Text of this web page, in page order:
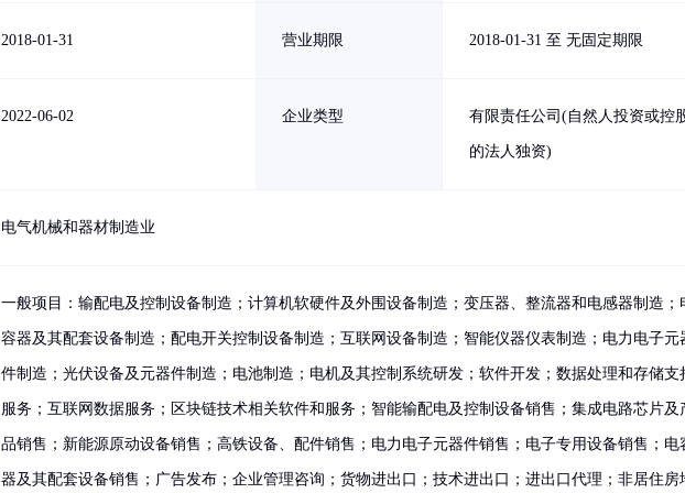
2018-01-31 营业期限 2018-01-31 至 无固定期限
2022-06-02 企业类型 有限责任公司(自然人投资或控
的法人独资)
电气机械和器材制造业
一般项目：输配电及控制设备制造；计算机软硬件及外围设备制造；变压器、整流器和电感器制造；
容器及其配套设备制造；配电开关控制设备制造；互联网设备制造；智能仪器仪表制造；电力电子元
件制造；光伏设备及元器件制造；电池制造；电机及其控制系统研发；软件开发；数据处理和存储支
服务；互联网数据服务；区块链技术相关软件和服务；智能输配电及控制设备销售；集成电路芯片及
品销售；新能源原动设备销售；高铁设备、配件销售；电力电子元器件销售；电子专用设备销售；电
器及其配套设备销售；广告发布；企业管理咨询；货物进出口；技术进出口；进出口代理；非居住房